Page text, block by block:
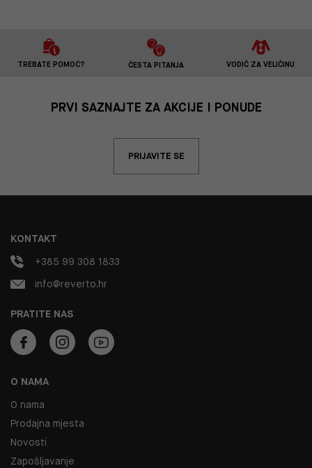
TREBATE POMOĆ? ČESTA PITANJA VODIČ ZA VELIČINU
PRVI SAZNAJTE ZA AKCIJE I PONUDE
PRIJAVITE SE
O NAMA
O nama
Prodajna mjesta
Novosti
Zapošljavanje
PRATITE NAS
KONTAKT
+385 99 308 1833
info@reverto.hr